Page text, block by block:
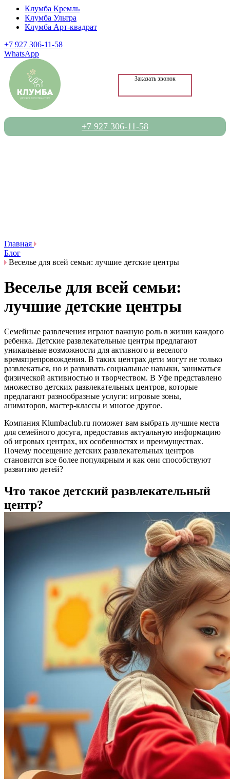
Клумба Кремль
Клумба Ультра
Клумба Арт-квадрат
+7 927 306-11-58
WhatsApp
Заказать звонок
+7 927 306-11-58
Главная
Блог
Веселье для всей семьи: лучшие детские центры
Веселье для всей семьи:
лучшие детские центры
Семейные развлечения играют важную роль в жизни каждого
ребенка. Детские развлекательные центры предлагают
уникальные возможности для активного и веселого
времяпрепровождения. В таких центрах дети могут не только
развлекаться, но и развивать социальные навыки, заниматься
физической активностью и творчеством. В Уфе представлено
множество детских развлекательных центров, которые
предлагают разнообразные услуги: игровые зоны,
аниматоров, мастер-классы и многое другое.
Компания Klumbaclub.ru поможет вам выбрать лучшие места
для семейного досуга, предоставив актуальную информацию
об игровых центрах, их особенностях и преимуществах.
Почему посещение детских развлекательных центров
становится все более популярным и как они способствуют
развитию детей?
Что такое детский развлекательный
центр?